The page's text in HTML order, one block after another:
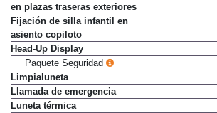
en plazas traseras exteriores
Fijación de silla infantil en
asiento copiloto
Head-Up Display
Paquete Seguridad
Limpialuneta
Llamada de emergencia
Luneta térmica